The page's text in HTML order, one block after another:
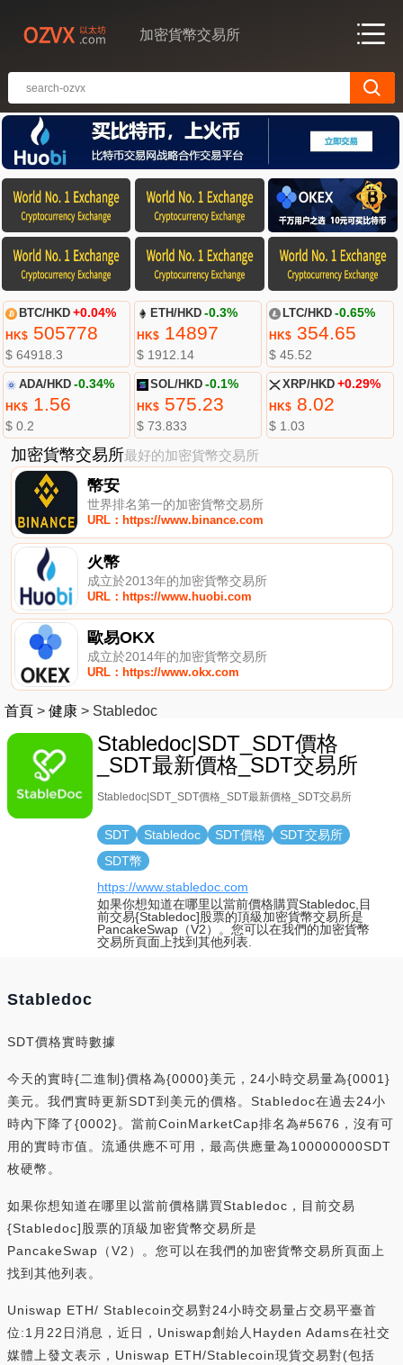
加密貨幣交易所
BTC/HKD +0.04%
HK$505778
$ 64918.3
ETH/HKD -0.3%
HK$ 14897
$ 1912.14
LTC/HKD -0.65%
HK$354.65
$ 45.52
ADA/HKD -0.34%
HK$1.56
$ 0.2
SOL/HKD -0.1%
HK$ 575.23
$ 73.833
XRP/HKD +0.29%
HK$8.02
$ 1.03
加密貨幣交易所最好的加密貨幣交易所
幣安
世界排名第一的加密貨幣交易所
URL：https://www.binance.com
火幣
成立於2013年的加密貨幣交易所
URL：https://www.huobi.com
歐易OKX
成立於2014年的加密貨幣交易所
URL：https://www.okx.com
首頁 > 健康 > Stabledoc
Stabledoc|SDT_SDT價格
_SDT最新價格_SDT交易所
Stabledoc|SDT_SDT價格_SDT最新價格_SDT交易所
SDT Stabledoc SDT價格
SDT交易所
SDT幣
https://www.stabledoc.com
如果你想知道在哪里以當前價格購買Stabledoc,目
前交易{Stabledoc]股票的頂級加密貨幣交易所是
PancakeSwap（V2）。您可以在我們的加密貨幣
交易所頁面上找到其他列表.
Stabledoc
SDT價格實時數據
今天的實時{二進制}價格為{0000}美元，24小時交易量為{0001}
美元。我們實時更新SDT到美元的價格。Stabledoc在過去24小
時內下降了{0002}。當前CoinMarketCap排名為#5676，沒有可
用的實時市值。流通供應不可用，最高供應量為100000000SDT
枚硬幣。
如果你想知道在哪里以當前價格購買Stabledoc，目前交易
{Stabledoc]股票的頂級加密貨幣交易所是
PancakeSwap（V2）。您可以在我們的加密貨幣交易所頁面上
找到其他列表。
Uniswap ETH/ Stablecoin交易對24小時交易量占交易平臺首
位:1月22日消息，近日，Uniswap創始人Hayden Adams在社交
媒體上發文表示，Uniswap ETH/Stablecoin現貨交易對(包括